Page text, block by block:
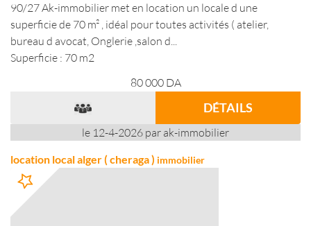
90/27 Ak-immobilier met en location un locale d une
superficie de 70 m² , idéal pour toutes activités ( atelier,
bureau d avocat, Onglerie ,salon d...
Superficie : 70 m2
80 000 DA
DÉTAILS
le 12-4-2026 par ak-immobilier
location local alger ( cheraga ) immobilier